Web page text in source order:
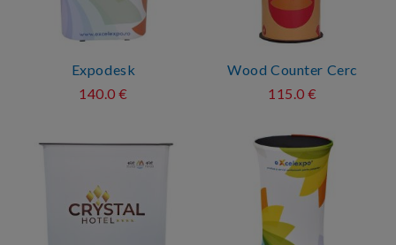
Expodesk
140.0 €
Wood Counter Cerc
115.0 €